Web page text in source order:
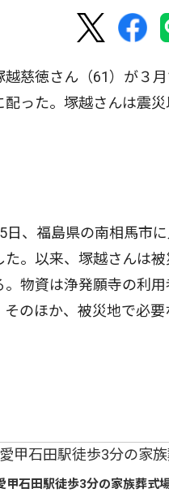
慈徳さん（61）が３
った。塚越さんは震
、福島県の南相馬市
。以来、塚越さんは
物資は浄発願寺の利
のほか、被災地で必要
甲石田駅徒歩3分の家族葬式